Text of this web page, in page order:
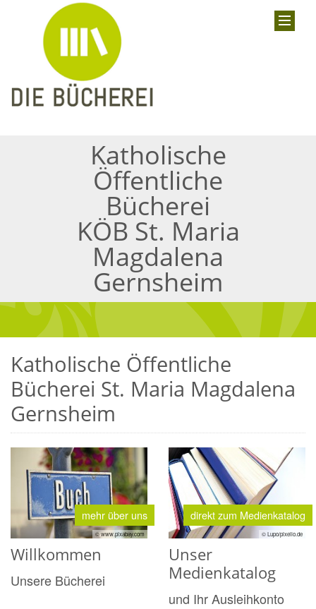
Katholische
Öffentliche
Bücherei
KÖB St. Maria
Magdalena
Gernsheim
Katholische Öffentliche
Bücherei St. Maria Magdalena
Gernsheim
mehr über uns
© www.pixabay.com
Willkommen
Unsere Bücherei
direkt zum Medienkatalog
© Lupo/pixelio.de
Unser
Medienkatalog
und Ihr Ausleihkonto